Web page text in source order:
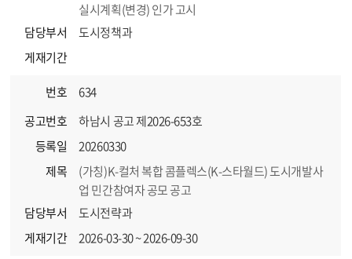
실시계획(변경) 인가 고시
담당부서
도시정책과
게재기간
번호
634
공고번호
하남시 공고 제2026-653호
등록일
20260330
제목
(가칭)K-컬처 복합 콤플렉스(K-스타월드) 도시개발사
업 민간참여자 공모 공고
담당부서
도시전략과
게재기간
2026-03-30 ~ 2026-09-30